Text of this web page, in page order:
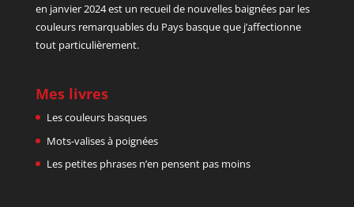
en janvier 2024 est un recueil de nouvelles baignées par les
couleurs remarquables du Pays basque que j’affectionne
tout particulièrement.
Mes livres
Les couleurs basques
Mots-valises à poignées
Les petites phrases n’en pensent pas moins